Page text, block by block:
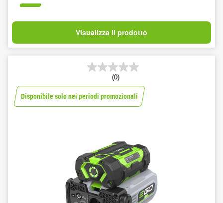
Visualizza il prodotto
(0)
Disponibile solo nei periodi promozionali